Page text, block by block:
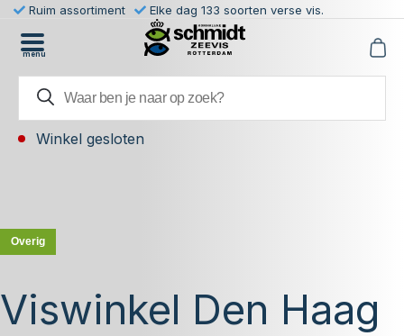
Ruim assortiment Elke dag 133 soorten verse vis.
menu
Winkel gesloten
Overig
Viswinkel Den Haag